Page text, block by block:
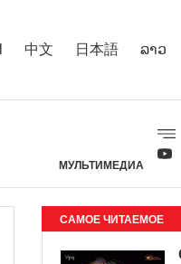
中文 日本語 ລາວ
МУЛЬТИМЕДИА
САМОЕ ЧИТАЕМОЕ